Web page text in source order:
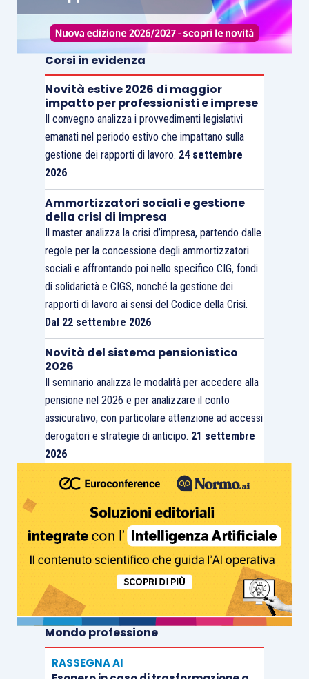
Corsi in evidenza
Novità estive 2026 di maggior
impatto per professionisti e imprese
Il convegno analizza i provvedimenti legislativi
emanati nel periodo estivo che impattano sulla
gestione dei rapporti di lavoro. 24 settembre
2026
Ammortizzatori sociali e gestione
della crisi di impresa
Il master analizza la crisi d’impresa, partendo dalle
regole per la concessione degli ammortizzatori
sociali e affrontando poi nello specifico CIG, fondi
di solidarietà e CIGS, nonché la gestione dei
rapporti di lavoro ai sensi del Codice della Crisi.
Dal 22 settembre 2026
Novità del sistema pensionistico
2026
Il seminario analizza le modalità per accedere alla
pensione nel 2026 e per analizzare il conto
assicurativo, con particolare attenzione ad accessi
derogatori e strategie di anticipo. 21 settembre
2026
Mondo professione
RASSEGNA AI